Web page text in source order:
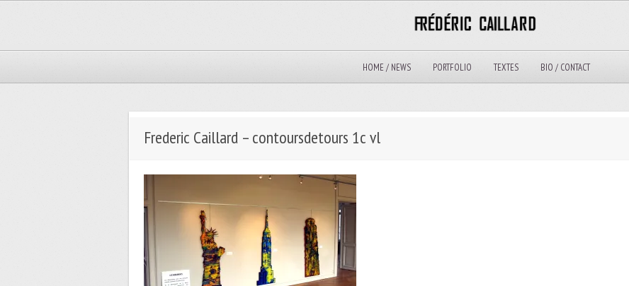
HOME / NEWS PORTFOLIO TEXTES BIO / CONTACT
Frederic Caillard – contoursdetours 1c vl